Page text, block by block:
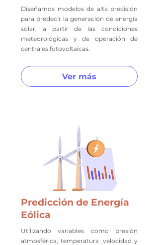
Diseñamos modelos de alta precisión
para predecir la generación de energía
solar, a partir de las condiciones
meteorológicas y de operación de
centrales fotovoltaicas.
Ver más
Predicción de Energía
Eólica
Utilizando variables como presión
atmosférica, temperatura ,velocidad y